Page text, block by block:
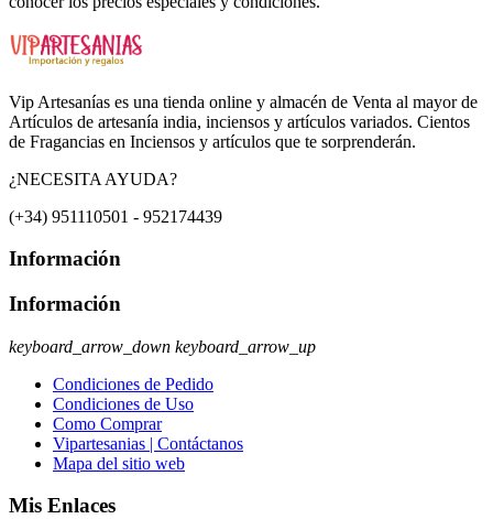
Vip Artesanías es una tienda online y almacén de Venta al mayor de
Artículos de artesanía india, inciensos y artículos variados. Cientos
de Fragancias en Inciensos y artículos que te sorprenderán.
¿NECESITA AYUDA?
(+34) 951110501 - 952174439
Información
Información
keyboard_arrow_down keyboard_arrow_up
Condiciones de Pedido
Condiciones de Uso
Como Comprar
Vipartesanias | Contáctanos
Mapa del sitio web
Mis Enlaces